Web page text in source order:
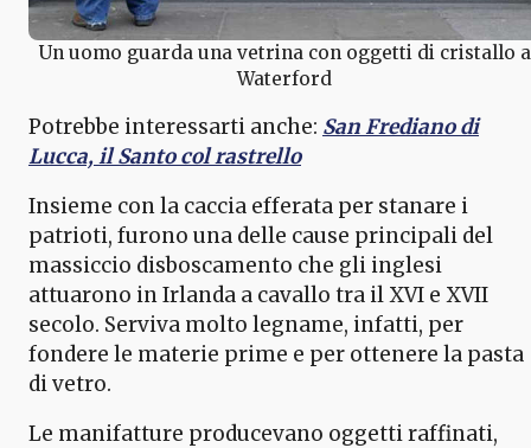
Un uomo guarda una vetrina con oggetti di cristallo a
Waterford
Potrebbe interessarti anche: San Frediano di
Lucca, il Santo col rastrello
Insieme con la caccia efferata per stanare i
patrioti, furono una delle cause principali del
massiccio disboscamento che gli inglesi
attuarono in Irlanda a cavallo tra il XVI e XVII
secolo. Serviva molto legname, infatti, per
fondere le materie prime e per ottenere la pasta
di vetro.
Le manifatture producevano oggetti raffinati,